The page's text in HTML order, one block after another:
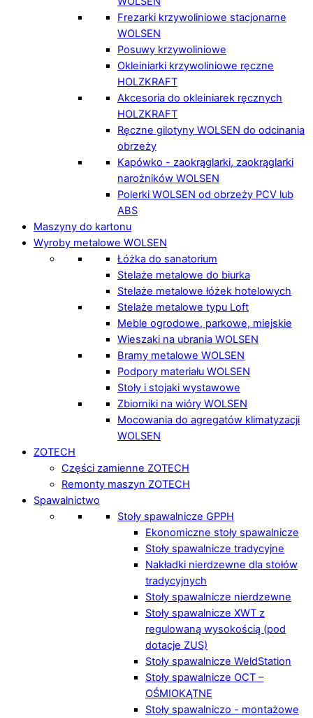
Frezarki krzywoliniowe stacjonarne
WOLSEN
Posuwy krzywoliniowe
Okleiniarki krzywoliniowe ręczne
HOLZKRAFT
Akcesoria do okleiniarek ręcznych
HOLZKRAFT
Ręczne gilotyny WOLSEN do odcinania
obrzeży
Kapówko - zaokrąglarki, zaokrąglarki
narożników WOLSEN
Polerki WOLSEN od obrzeży PCV lub
ABS
Maszyny do kartonu
Wyroby metalowe WOLSEN
Łóżka do sanatorium
Stelaże metalowe do biurka
Stelaże metalowe łóżek hotelowych
Stelaże metalowe typu Loft
Meble ogrodowe, parkowe, miejskie
Wieszaki na ubrania WOLSEN
Bramy metalowe WOLSEN
Podpory materiału WOLSEN
Stoły i stojaki wystawowe
Zbiorniki na wióry WOLSEN
Mocowania do agregatów klimatyzacji
WOLSEN
ZOTECH
Części zamienne ZOTECH
Remonty maszyn ZOTECH
Spawalnictwo
Stoły spawalnicze GPPH
Ekonomiczne stoły spawalnicze
Stoły spawalnicze tradycyjne
Nakładki nierdzewne dla stołów
tradycyjnych
Stoły spawalnicze nierdzewne
Stoły spawalnicze XWT z
regulowaną wysokością (pod
dotacje ZUS)
Stoły spawalnicze WeldStation
Stoły spawalnicze OCT –
OŚMIOKĄTNE
Stoły spawalniczo - montażowe